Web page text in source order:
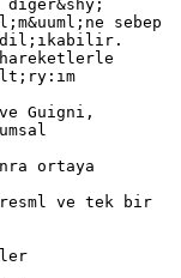
sebep
Guigni,
ortaya
ve tek bir